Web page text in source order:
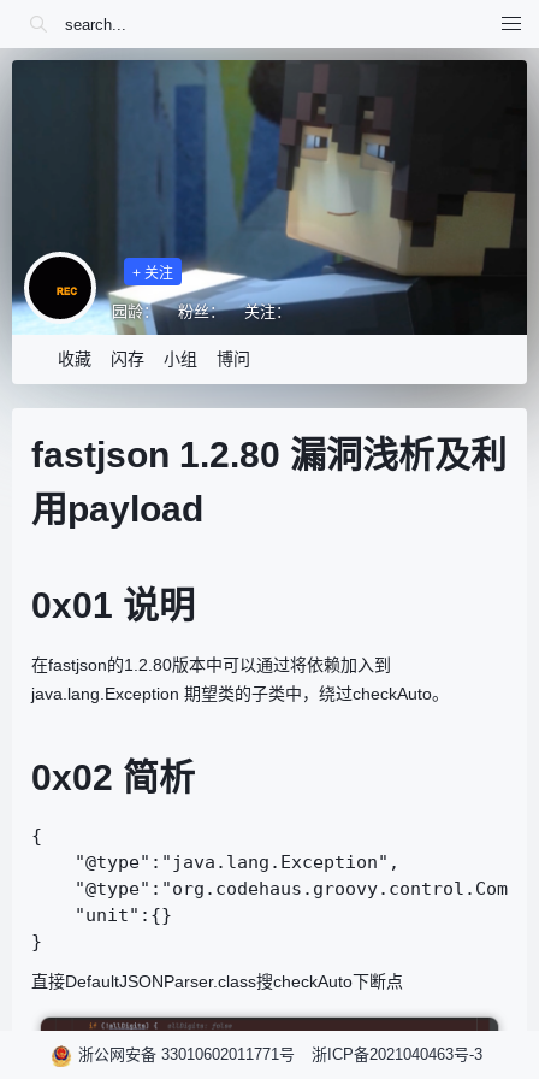
收藏 闪存 小组 博问
+ 关注
园龄： 粉丝： 关注：
fastjson 1.2.80 漏洞浅析及利
用payload
0x01 说明
在fastjson的1.2.80版本中可以通过将依赖加入到
java.lang.Exception 期望类的子类中，绕过checkAuto。
0x02 简析
{
    "@type":"java.lang.Exception",
    "unit":{}
直接DefaultJSONParser.class搜checkAuto下断点
浙公网安备 33010602011771号 浙ICP备2021040463号-3